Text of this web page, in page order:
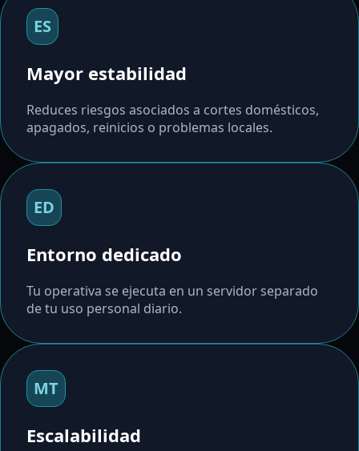
ES
Mayor estabilidad
Reduces riesgos asociados a cortes domésticos,
apagados, reinicios o problemas locales.
ED
Entorno dedicado
Tu operativa se ejecuta en un servidor separado
de tu uso personal diario.
MT
Escalabilidad